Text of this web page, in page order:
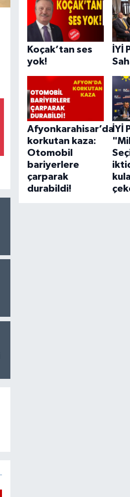
Koçak’tan ses
yok!
İYİ
Afyonkarahisar’da
korkutan kaza:
Otomobil
bariyerlere
çarparak
durabildi!
İYİ